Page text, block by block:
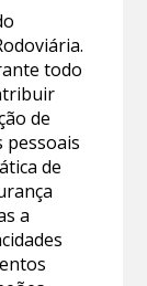
todo
de
pessoais
de
a